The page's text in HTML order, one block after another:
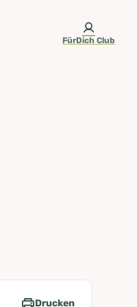
FürDich Club
Drucken